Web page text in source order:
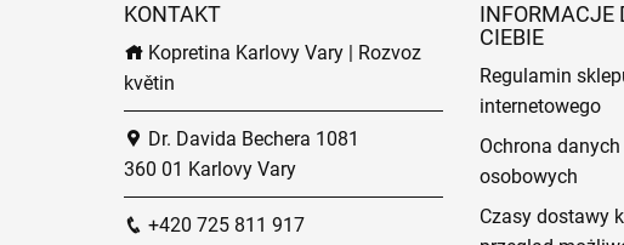
KONTAKT
Kopretina Karlovy Vary | Rozvoz
květin
Dr. Davida Bechera 1081
360 01 Karlovy Vary
+420 725 811 917
INFORMACJE
CIEBIE
Regulamin
internetowego
Ochrona danych
osobowych
Czasy dostawy